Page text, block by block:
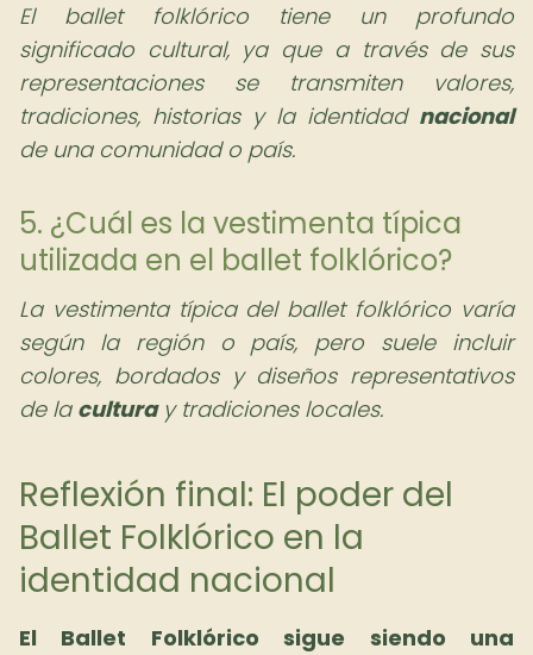
El ballet folklórico tiene un profundo
significado cultural, ya que a través de sus
representaciones se transmiten valores,
tradiciones, historias y la identidad nacional
de una comunidad o país.
5. ¿Cuál es la vestimenta típica
utilizada en el ballet folklórico?
La vestimenta típica del ballet folklórico varía
según la región o país, pero suele incluir
colores, bordados y diseños representativos
de la culturay tradiciones locales.
Reflexión final: El poder del
Ballet Folklórico en la
identidad nacional
El Ballet Folklórico sigue siendo una